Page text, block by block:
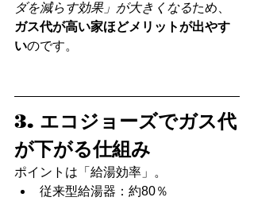
ダを減らす効果」が大きくなるため、
ガス代が高い家ほどメリットが出やす
いのです。
3. エコジョーズでガス代
が下がる仕組み
ポイントは「給湯効率」。
従来型給湯器：約80％